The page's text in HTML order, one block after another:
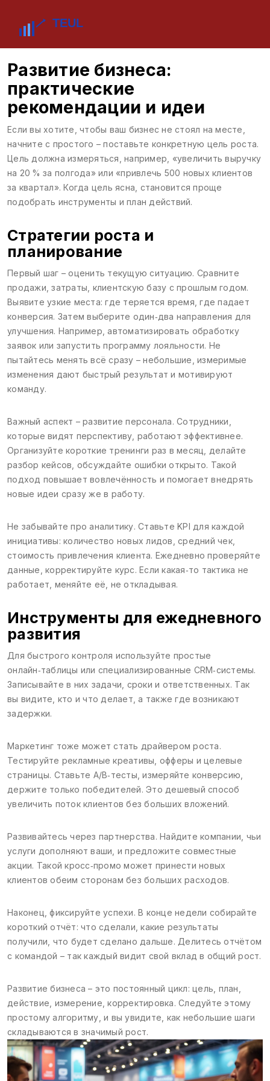
Развитие бизнеса:
практические
рекомендации и идеи
Если вы хотите, чтобы ваш бизнес не стоял на месте,
начните с простого – поставьте конкретную цель роста.
Цель должна измеряться, например, «увеличить выручку
на 20 % за полгода» или «привлечь 500 новых клиентов
за квартал». Когда цель ясна, становится проще
подобрать инструменты и план действий.
Стратегии роста и
планирование
Первый шаг – оценить текущую ситуацию. Сравните
продажи, затраты, клиентскую базу с прошлым годом.
Выявите узкие места: где теряется время, где падает
конверсия. Затем выберите один‑два направления для
улучшения. Например, автоматизировать обработку
заявок или запустить программу лояльности. Не
пытайтесь менять всё сразу – небольшие, измеримые
изменения дают быстрый результат и мотивируют
команду.
Важный аспект – развитие персонала. Сотрудники,
которые видят перспективу, работают эффективнее.
Организуйте короткие тренинги раз в месяц, делайте
разбор кейсов, обсуждайте ошибки открыто. Такой
подход повышает вовлечённость и помогает внедрять
новые идеи сразу же в работу.
Не забывайте про аналитику. Ставьте KPI для каждой
инициативы: количество новых лидов, средний чек,
стоимость привлечения клиента. Ежедневно проверяйте
данные, корректируйте курс. Если какая‑то тактика не
работает, меняйте её, не откладывая.
Инструменты для ежедневного
развития
Для быстрого контроля используйте простые
онлайн‑таблицы или специализированные CRM‑системы.
Записывайте в них задачи, сроки и ответственных. Так
вы видите, кто и что делает, а также где возникают
задержки.
Маркетинг тоже может стать драйвером роста.
Тестируйте рекламные креативы, офферы и целевые
страницы. Ставьте A/B‑тесты, измеряйте конверсию,
держите только победителей. Это дешевый способ
увеличить поток клиентов без больших вложений.
Развивайтесь через партнерства. Найдите компании, чьи
услуги дополняют ваши, и предложите совместные
акции. Такой кросс‑промо может принести новых
клиентов обеим сторонам без больших расходов.
Наконец, фиксируйте успехи. В конце недели собирайте
короткий отчёт: что сделали, какие результаты
получили, что будет сделано дальше. Делитесь отчётом
с командой – так каждый видит свой вклад в общий рост.
Развитие бизнеса – это постоянный цикл: цель, план,
действие, измерение, корректировка. Следуйте этому
простому алгоритму, и вы увидите, как небольшие шаги
складываются в значимый рост.